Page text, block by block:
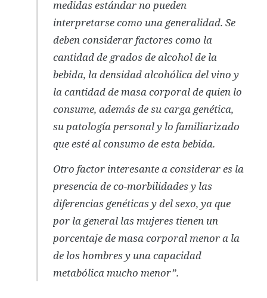
medidas estándar no pueden
interpretarse como una generalidad. Se
deben considerar factores como la
cantidad de grados de alcohol de la
bebida, la densidad alcohólica del vino y
la cantidad de masa corporal de quien lo
consume, además de su carga genética,
su patología personal y lo familiarizado
que esté al consumo de esta bebida.
Otro factor interesante a considerar es la
presencia de co-morbilidades y las
diferencias genéticas y del sexo, ya que
por la general las mujeres tienen un
porcentaje de masa corporal menor a la
de los hombres y una capacidad
metabólica mucho menor”.